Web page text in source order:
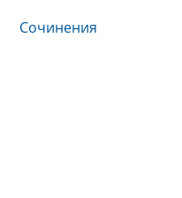
Дмитриевич
Сочинения